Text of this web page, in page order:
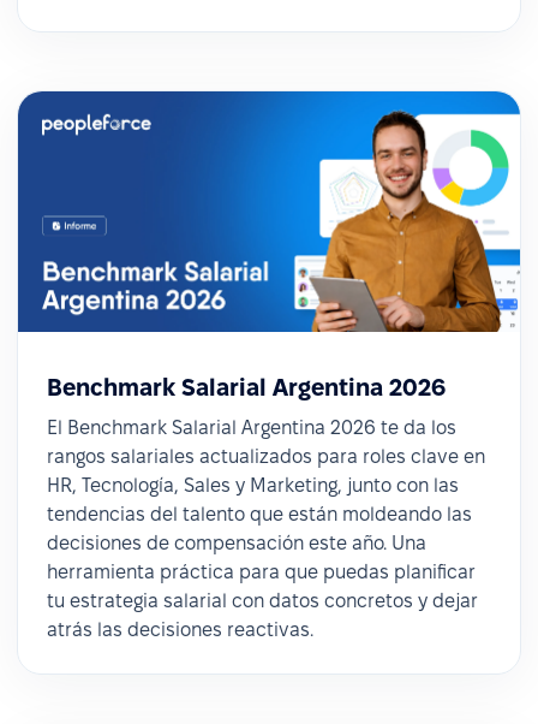
Benchmark Salarial Argentina 2026
El Benchmark Salarial Argentina 2026 te da los
rangos salariales actualizados para roles clave en
HR, Tecnología, Sales y Marketing, junto con las
tendencias del talento que están moldeando las
decisiones de compensación este año. Una
herramienta práctica para que puedas planificar
tu estrategia salarial con datos concretos y dejar
atrás las decisiones reactivas.